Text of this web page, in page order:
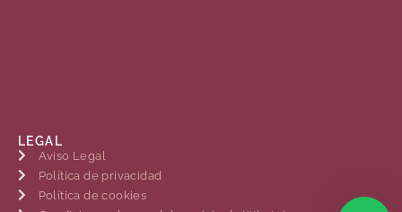
LEGAL
Aviso Legal
Política de privacidad
Política de cookies